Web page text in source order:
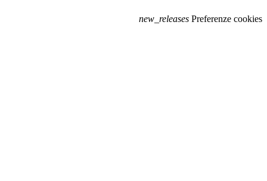
new_releases Preferenze cookies